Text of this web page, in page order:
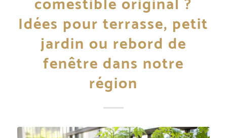
Idées pour terrasse, petit
jardin ou rebord de
fenêtre dans notre
région